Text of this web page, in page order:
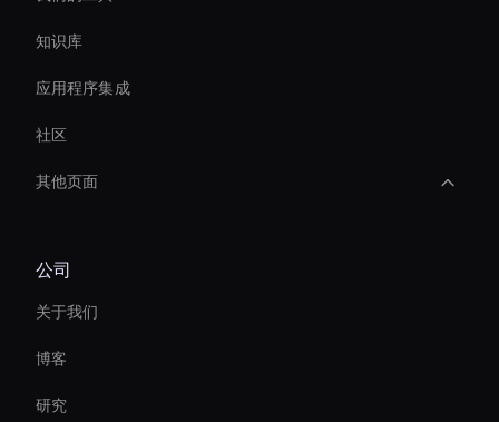
知识库
应用程序集成
社区
其他页面
Ai Avatar Conferencing
Holographic Ai Avatar
Enterprise Solutions For Ai Avatars
Ai Avatar For E-Commerce
公司
关于我们
博客
研究